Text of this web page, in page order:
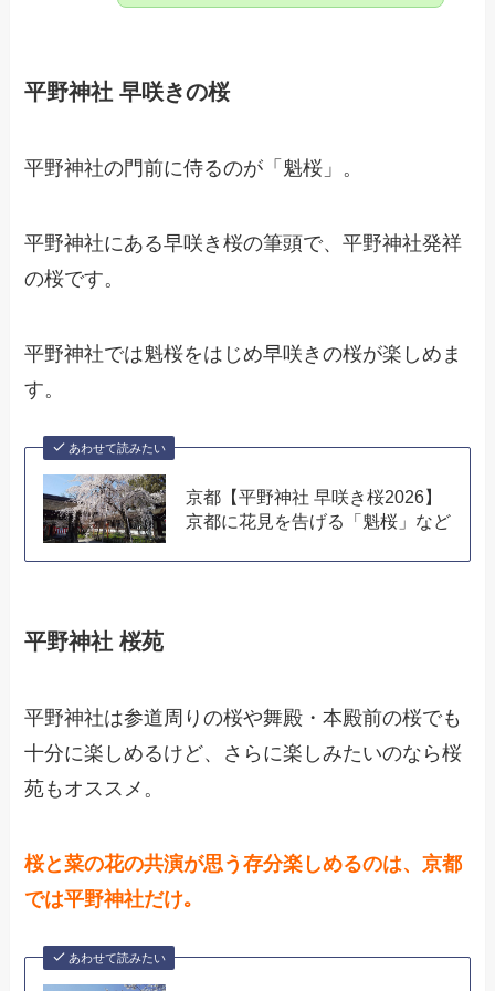
平野神社 早咲きの桜
平野神社の門前に侍るのが「魁桜」。
平野神社にある早咲き桜の筆頭で、平野神社発祥
の桜です。
平野神社では魁桜をはじめ早咲きの桜が楽しめま
す。
あわせて読みたい
京都【平野神社 早咲き桜2026】
京都に花見を告げる「魁桜」など
平野神社 桜苑
平野神社は参道周りの桜や舞殿・本殿前の桜でも
十分に楽しめるけど、さらに楽しみたいのなら桜
苑もオススメ。
桜と菜の花の共演が思う存分楽しめるのは、京都
では平野神社だけ｡
あわせて読みたい